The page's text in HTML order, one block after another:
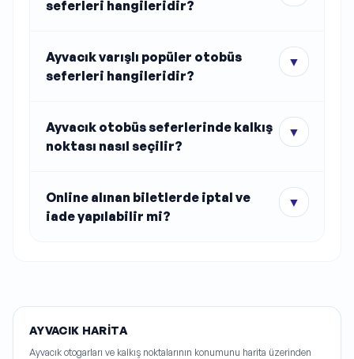
seferleri hangileridir?
Ayvacık varışlı popüler otobüs
seferleri hangileridir?
▼
Ayvacık otobüs seferlerinde kalkış
noktası nasıl seçilir?
▼
Online alınan biletlerde iptal ve
iade yapılabilir mi?
▼
AYVACIK HARITA
Ayvacık otogarları ve kalkış noktalarının konumunu harita üzerinden